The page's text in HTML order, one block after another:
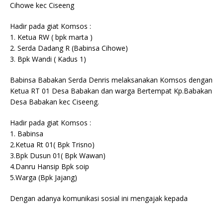
Cihowe kec Ciseeng
Hadir pada giat Komsos :
1. Ketua RW ( bpk marta )
2. Serda Dadang R (Babinsa Cihowe)
3. Bpk Wandi ( Kadus 1)
Babinsa Babakan Serda Denris melaksanakan Komsos dengan
Ketua RT 01 Desa Babakan dan warga Bertempat Kp.Babakan
Desa Babakan kec Ciseeng.
Hadir pada giat Komsos :
1. Babinsa
2.Ketua Rt 01( Bpk Trisno)
3.Bpk Dusun 01( Bpk Wawan)
4.Danru Hansip Bpk soip
5.Warga (Bpk Jajang)
Dengan adanya komunikasi sosial ini mengajak kepada